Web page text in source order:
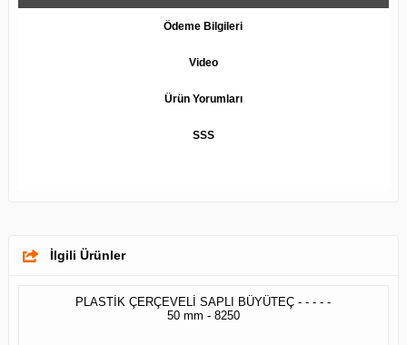
Ödeme Bilgileri
Video
Ürün Yorumları
SSS
İlgili Ürünler
PLASTİK ÇERÇEVELİ SAPLI BÜYÜTEÇ - - - - -
50 mm - 8250